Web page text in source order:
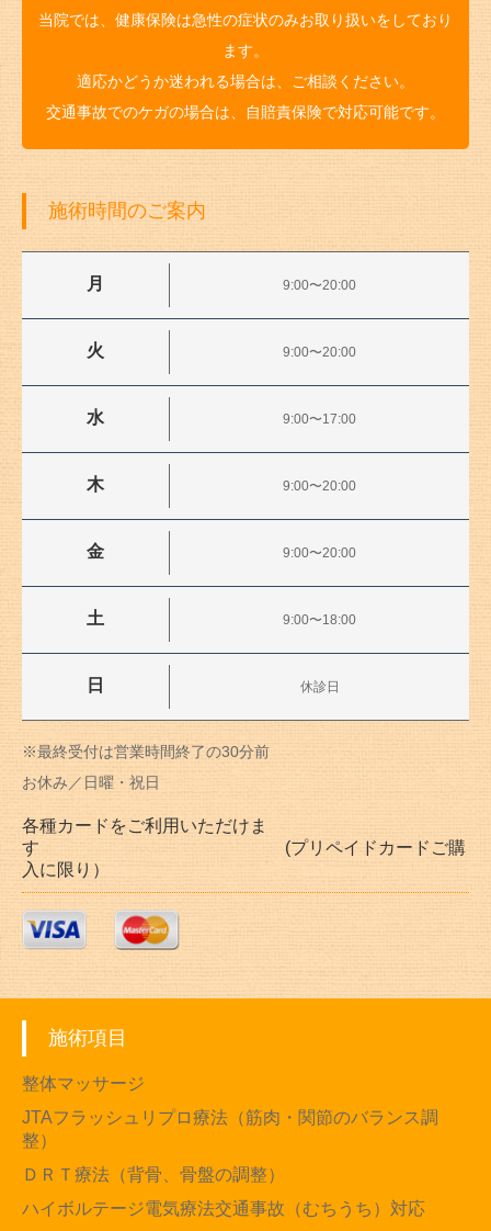
当院では、健康保険は急性の症状のみお取り扱いをしており
ます。
適応かどうか迷われる場合は、ご相談ください。
交通事故でのケガの場合は、自賠責保険で対応可能です。
施術時間のご案内
月 9:00〜20:00
火 9:00〜20:00
水 9:00〜17:00
木 9:00〜20:00
金 9:00〜20:00
土 9:00〜18:00
日 休診日
※最終受付は営業時間終了の30分前
お休み／日曜・祝日
各種カードをご利用いただけま
す (プリペイドカードご購
入に限り）
施術項目
整体マッサージ
JTAフラッシュリプロ療法（筋肉・関節のバランス調
整）
ＤＲＴ療法（背骨、骨盤の調整）
ハイボルテージ電気療法交通事故（むちうち）対応